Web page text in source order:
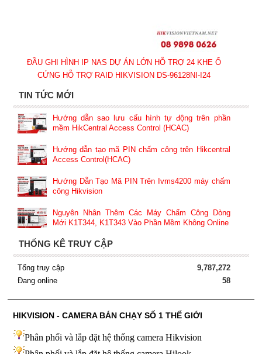
ĐẦU GHI HÌNH IP NAS DỰ ÁN LỚN HỖ TRỢ 24 KHE Ổ
CỨNG HỖ TRỢ RAID HIKVISION DS-96128NI-I24
TIN TỨC MỚI
Hướng dẫn sao lưu cấu hình tự động trên phần
mềm HikCentral Access Control (HCAC)
Hướng dẫn tạo mã PIN chấm công trên Hikcentral
Access Control(HCAC)
Hướng Dẫn Tạo Mã PIN Trên Ivms4200 máy chấm
công Hikvision
Nguyên Nhân Thêm Các Máy Chấm Công Dòng
Mới K1T344, K1T343 Vào Phần Mềm Không Online
THỐNG KÊ TRUY CẬP
Tổng truy cập
9,787,272
Đang online
58
HIKVISION - CAMERA BÁN CHẠY SỐ 1 THẾ GIỚI
Phân phối và lắp đặt hệ thống camera Hikvision